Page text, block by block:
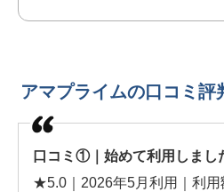
アマプライムの口コミ評
口コミ①｜始めて利用しまし
★5.0｜2026年5月利用｜利用